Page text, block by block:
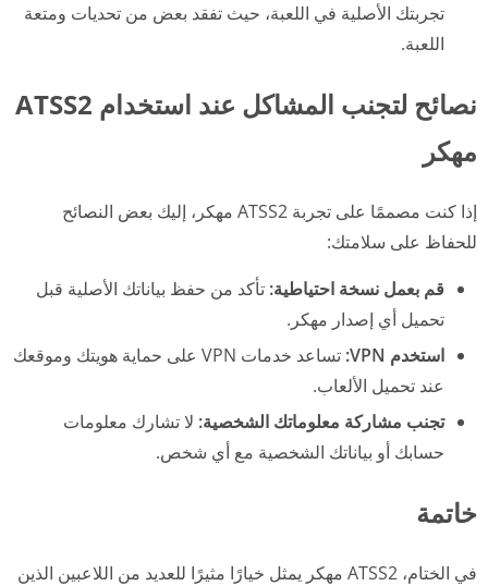
تجربتك الأصلية في اللعبة، حيث تفقد بعض من تحديات ومتعة
اللعبة.
نصائح لتجنب المشاكل عند استخدام ATSS2
مهكر
إذا كنت مصممًا على تجربة ATSS2 مهكر، إليك بعض النصائح
للحفاظ على سلامتك:
قم بعمل نسخة احتياطية: تأكد من حفظ بياناتك الأصلية قبل
تحميل أي إصدار مهكر.
استخدم VPN:
تساعد خدمات VPN على حماية هويتك وموقعك
عند تحميل الألعاب.
تجنب مشاركة معلوماتك الشخصية: لا تشارك معلومات
حسابك أو بياناتك الشخصية مع أي شخص.
خاتمة
في الختام، ATSS2 مهكر يمثل خيارًا مثيرًا للعديد من اللاعبين الذين